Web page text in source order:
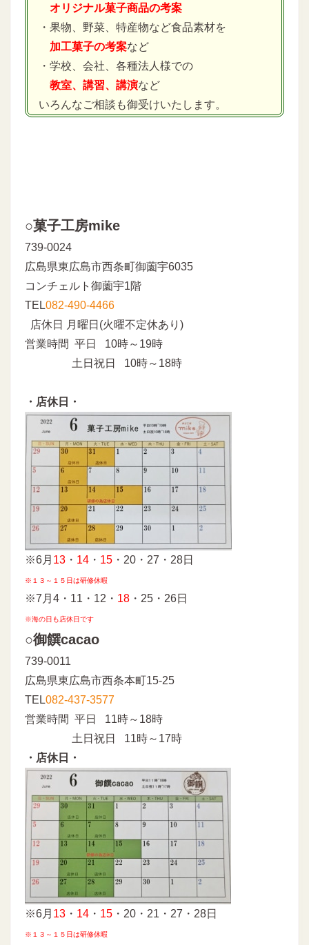
オリジナル菓子商品の考案
・果物、野菜、特産物など食品素材を
加工菓子の考案など
・学校、会社、各種法人様での
教室、講習、講演など
いろんなご相談も御受けいたします。
○菓子工房mike
739-0024
広島県東広島市西条町御薗宇6035
コンチェルト御薗宇1階
TEL082-490-4466
店休日 月曜日(火曜不定休あり)
営業時間 平日 10時～19時
土日祝日 10時～18時
・店休日・
※6月 13 ・ 14 ・ 15 ・20・27・28日
※１３～１５日は研修休暇
※7月4・11・12・ 18 ・25・26日
※海の日も店休日です
○御饌cacao
739-0011
広島県東広島市西条本町15-25
TEL082-437-3577
営業時間 平日 11時～18時
土日祝日 11時～17時
・店休日・
※6月 13 ・ 14 ・ 15 ・20・21・27・28日
※１３～１５日は研修休暇